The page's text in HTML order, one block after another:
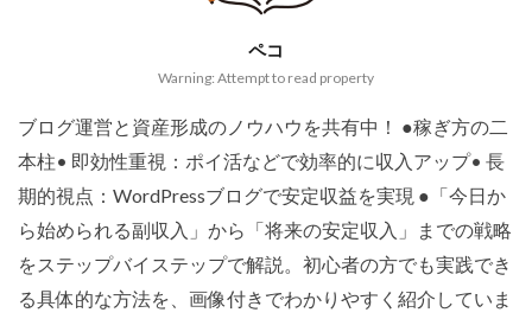
ペコ
Warning: Attempt to read property
ブログ運営と資産形成のノウハウを共有中！ ●稼ぎ方の二
本柱• 即効性重視：ポイ活などで効率的に収入アップ• 長
期的視点：WordPressブログで安定収益を実現 ●「今日か
ら始められる副収入」から「将来の安定収入」までの戦略
をステップバイステップで解説。初心者の方でも実践でき
る具体的な方法を、画像付きでわかりやすく紹介していま